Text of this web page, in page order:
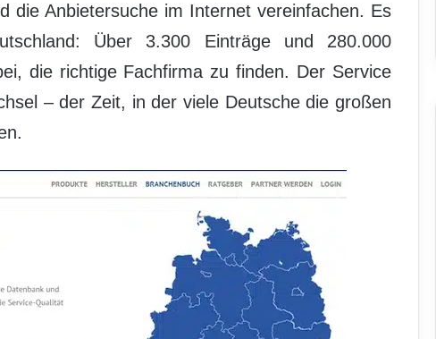
die Anbietersuche im Internet vereinfachen. Es
Über 3.300 Einträge und 280.000
die richtige Fachfirma zu finden. Der Service
– der Zeit, in der viele Deutsche die großen